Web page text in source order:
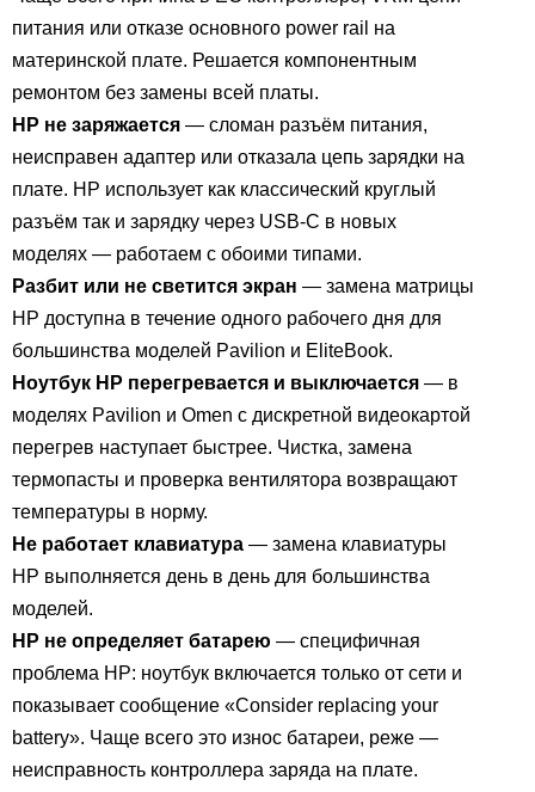
питания или отказе основного power rail на
материнской плате. Решается компонентным
ремонтом без замены всей платы.
HP не заряжается — сломан разъём питания,
неисправен адаптер или отказала цепь зарядки на
плате. HP использует как классический круглый
разъём так и зарядку через USB-C в новых
моделях — работаем с обоими типами.
Разбит или не светится экран — замена матрицы
HP доступна в течение одного рабочего дня для
большинства моделей Pavilion и EliteBook.
Ноутбук HP перегревается и выключается — в
моделях Pavilion и Omen с дискретной видеокартой
перегрев наступает быстрее. Чистка, замена
термопасты и проверка вентилятора возвращают
температуры в норму.
Не работает клавиатура — замена клавиатуры
HP выполняется день в день для большинства
моделей.
HP не определяет батарею — специфичная
проблема HP: ноутбук включается только от сети и
показывает сообщение «Consider replacing your
battery». Чаще всего это износ батареи, реже —
неисправность контроллера заряда на плате.